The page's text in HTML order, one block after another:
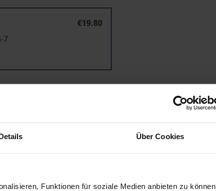
Über Cookies
Funktionen für soziale Medien anbieten zu können
€19.80
7